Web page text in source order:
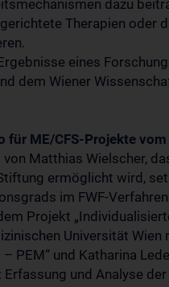
dazu
Therapien oder
eines
dem Wiener
für ME/CFS-Projekte
Matthias Wielscher,
ermöglicht wird,
im FWF-
Projekt
Universität
PEM“ und Katharina
Erfassung und Analyse